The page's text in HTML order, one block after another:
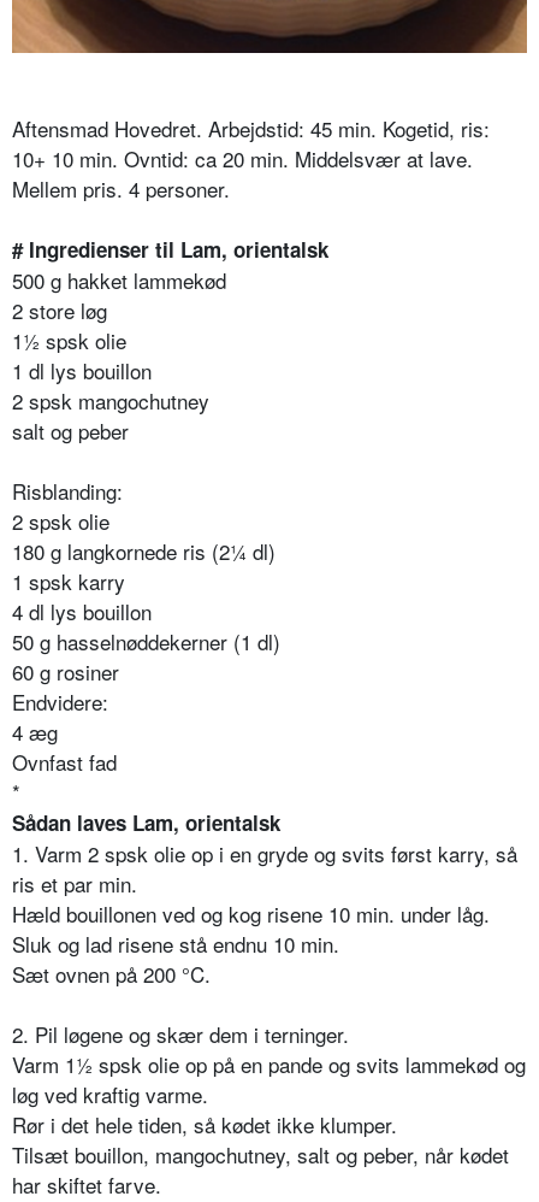
Aftensmad Hovedret. Arbejdstid: 45 min. Kogetid, ris:
10+ 10 min. Ovntid: ca 20 min. Middelsvær at lave.
Mellem pris. 4 personer.
# Ingredienser til Lam, orientalsk
500 g hakket lammekød
2 store løg
1½ spsk olie
1 dl lys bouillon
2 spsk mangochutney
salt og peber
Risblanding:
2 spsk olie
180 g langkornede ris (2¼ dl)
1 spsk karry
4 dl lys bouillon
50 g hasselnøddekerner (1 dl)
60 g rosiner
Endvidere:
4 æg
Ovnfast fad
*
Sådan laves Lam, orientalsk
1. Varm 2 spsk olie op i en gryde og svits først karry, så
ris et par min.
Hæld bouillonen ved og kog risene 10 min. under låg.
Sluk og lad risene stå endnu 10 min.
Sæt ovnen på 200 °C.
2. Pil løgene og skær dem i terninger.
Varm 1½ spsk olie op på en pande og svits lammekød og
løg ved kraftig varme.
Rør i det hele tiden, så kødet ikke klumper.
Tilsæt bouillon, mangochutney, salt og peber, når kødet
har skiftet farve.